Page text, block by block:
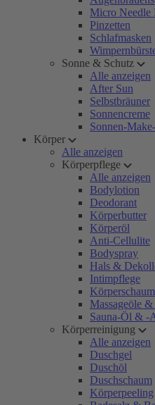
Micro Needle
Pinzetten
Schlafmasken
Sonne & Schutz
Alle anzeigen
After Sun
Selbstbräuner
Sonnencreme
Sonnen-
Körper
Alle anzeigen
Körperpflege
Alle anzeigen
Bodylotion
Deodorant
Körperbutter
Körperöl
Anti-Cellulite
Bodyspray
Hals &
Intimpflege
Körperschaum
Massageöle
Sauna-Öl & -
Körperreinigung
Alle anzeigen
Duschgel
Duschöl
Duschschaum
Körperpeeling